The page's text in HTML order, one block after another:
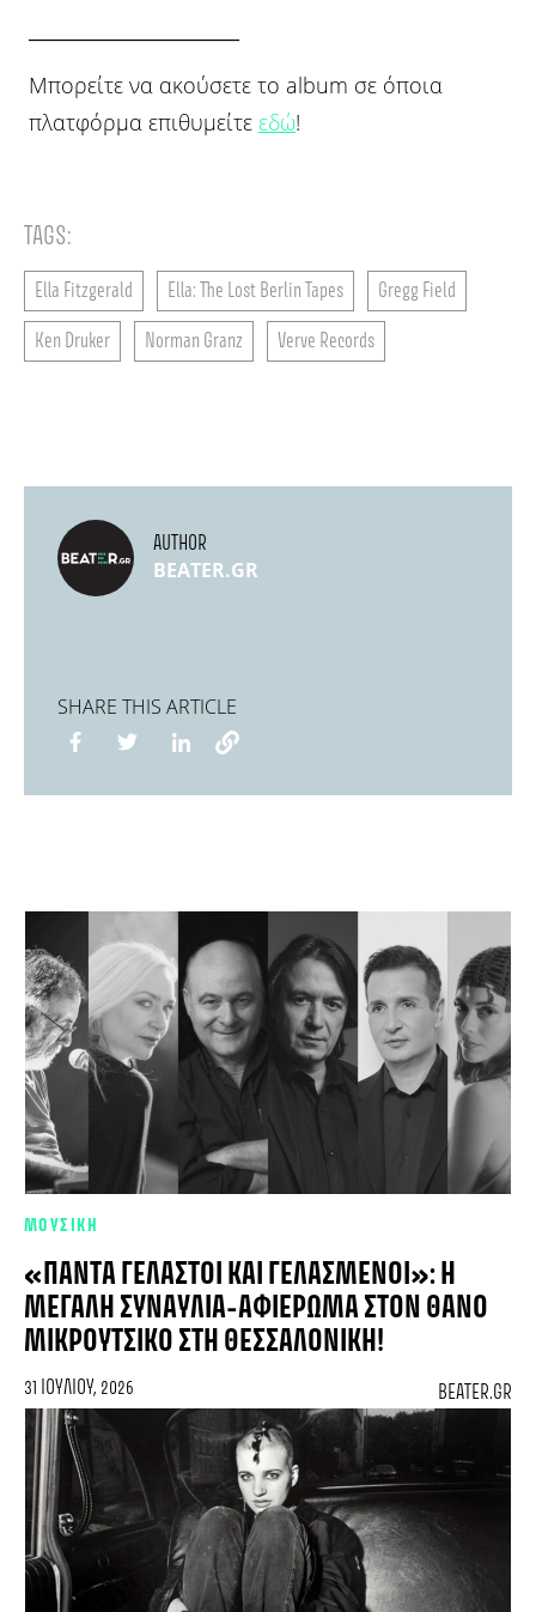
TAGS:
Ella Fitzgerald Ella: The Lost Berlin Tapes Gregg Field
Ken Druker Norman Granz Verve Records
Μπορείτε να ακούσετε το album σε όποια
πλατφόρμα επιθυμείτε εδώ!
AUTHOR
BEATER.GR
SHARE THIS ARTICLE
ΜΟΥΣΙΚΗ
«ΠΆΝΤΑ ΓΕΛΑΣΤΟΊ ΚΑΙ ΓΕΛΑΣΜΈΝΟΙ»: Η
ΜΕΓΆΛΗ ΣΥΝΑΥΛΊΑ-ΑΦΙΈΡΩΜΑ ΣΤΟΝ ΘΆΝΟ
ΜΙΚΡΟΎΤΣΙΚΟ ΣΤΗ ΘΕΣΣΑΛΟΝΊΚΗ!
31 ΙΟΥΛΊΟΥ, 2026 BEATER.GR